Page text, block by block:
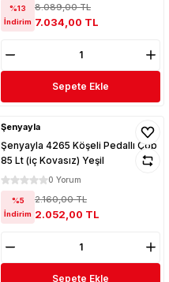
%13
İndirim
8.089,00 TL
7.034,00 TL
Sepete Ekle
Şenyayla
Şenyayla 4265 Köşeli Pedallı Çöp
85 Lt (iç Kovasız) Yeşil
0 Yorum
%5
İndirim
2.160,00 TL
2.052,00 TL
Sepete Ekle